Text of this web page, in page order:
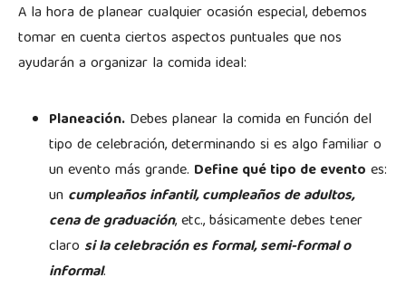
A la hora de planear cualquier ocasión especial, debemos
tomar en cuenta ciertos aspectos puntuales que nos
ayudarán a organizar la comida ideal:
Planeación. Debes planear la comida en función del
tipo de celebración, determinando si es algo familiar o
un evento más grande. Define qué tipo de evento es:
un cumpleaños infantil, cumpleaños de adultos,
cena de graduación, etc., básicamente debes tener
claro si la celebración es formal, semi-formal o
informal.